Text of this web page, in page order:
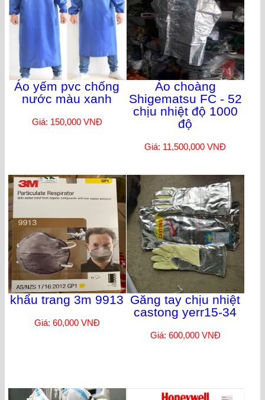
Áo yếm pvc chống
nước màu xanh
Giá: 150,000 VNĐ
Áo choàng
Shigematsu FC - 52
chịu nhiệt độ 1000
độ
Giá: 11,500,000 VNĐ
khẩu trang 3m 9913
Giá: 60,000 VNĐ
Găng tay chịu nhiệt
castong yerr15-34
Giá: 600,000 VNĐ